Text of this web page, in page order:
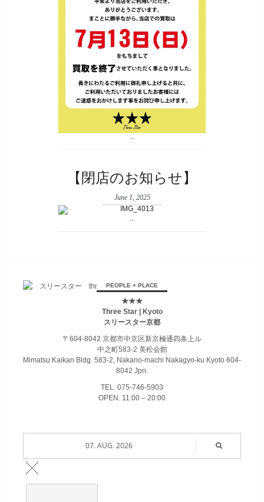
...
【閉店のお知らせ】
June 1, 2025
...
PEOPLE + PLACE
★★★
Three Star | Kyoto
スリースター京都
〒604-8042 京都市中京区新京極通四条上ル
中之町583-2 美松会館
Mimatsu Kaikan Bldg. 583-2, Nakano-machi Nakagyo-ku Kyoto 604-
8042 Jpn.
TEL. 075-746-5903
OPEN. 11:00 – 20:00
07. AUG. 2026